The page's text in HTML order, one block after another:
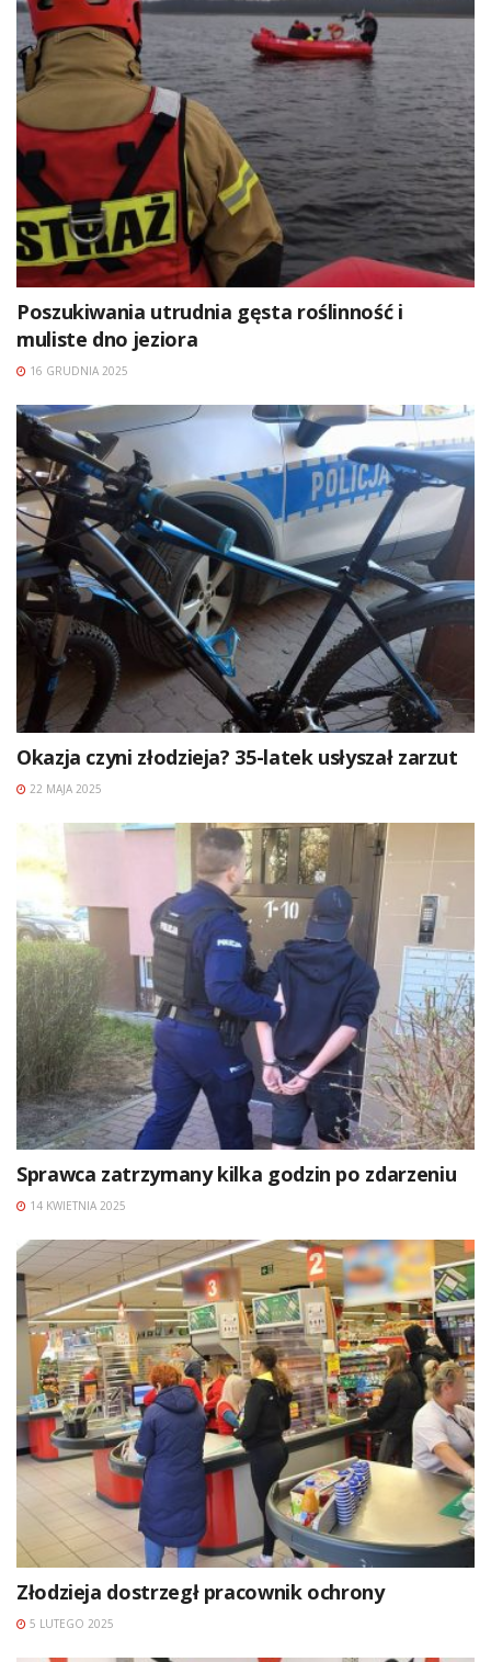
Poszukiwania utrudnia gęsta roślinność i
muliste dno jeziora
16 GRUDNIA 2025
Okazja czyni złodzieja? 35-latek usłyszał zarzut
22 MAJA 2025
Sprawca zatrzymany kilka godzin po zdarzeniu
14 KWIETNIA 2025
Złodzieja dostrzegł pracownik ochrony
5 LUTEGO 2025